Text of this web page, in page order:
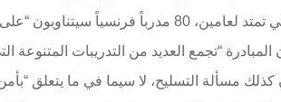
ما يعادل 5 كتائب، أي 2100 عسكري عراقي”، وفق الوزير.
“تجمع العديد من التدريبات المتنوعة
كذلك مسألة التسليح، لا سيما في ما يتعلق